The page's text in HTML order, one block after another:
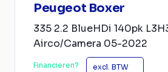
Peugeot Boxer
335 2.2 BlueHDi 140pk
Airco/Camera 05-2022
Financieren? excl. BTW